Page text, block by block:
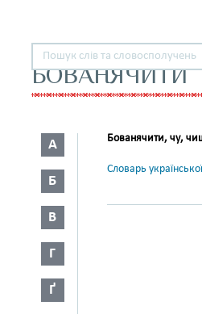
БОВАНЯЧИТИ
А
Б
В
Г
Ґ
Бованячити, чу,
Словарь